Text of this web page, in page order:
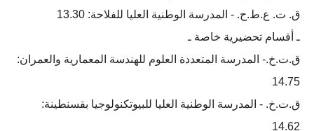
ق. ت. ع.ط.ح. - المدرسة الوطنية العليا للفلاحة: 13.30
ـ أقسام تحضيرية خاصة ـ
ق.ت.خ.- المدرسة المتعددة العلوم للھندسة المعماریة والعمران:
14.75
ق.ت.خ. - المدرسة الوطنیة العلیا للبیوتكنولوجیا بقسنطینة:
14.62